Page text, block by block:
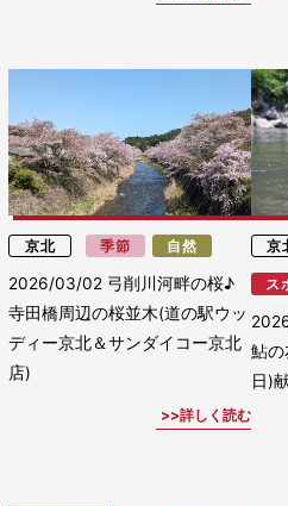
京北 季節 自然
2026/03/02 弓削川河畔の桜♪
寺田橋周辺の桜並木(道の駅ウッ
ディー京北＆サンダイコー京北
店)
詳しく読む
京
ス
鮎
日)